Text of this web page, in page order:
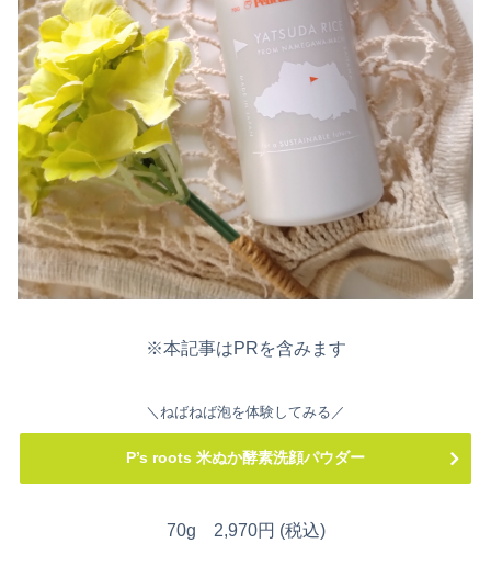
※本記事はPRを含みます
＼ねばねば泡を体験してみる／
P’s roots 米ぬか酵素洗顔パウダー
70g 2,970円 (税込)